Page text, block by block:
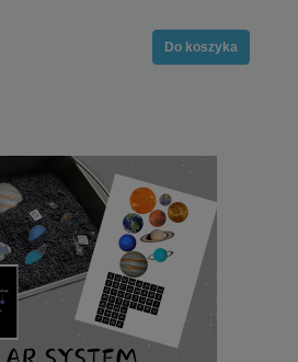
Do koszyka